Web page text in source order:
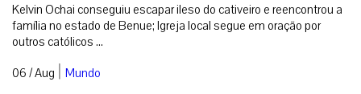
Kelvin Ochai conseguiu escapar ileso do cativeiro e reencontrou a
família no estado de Benue; Igreja local segue em oração por
outros católicos ...
06 / Aug | Mundo